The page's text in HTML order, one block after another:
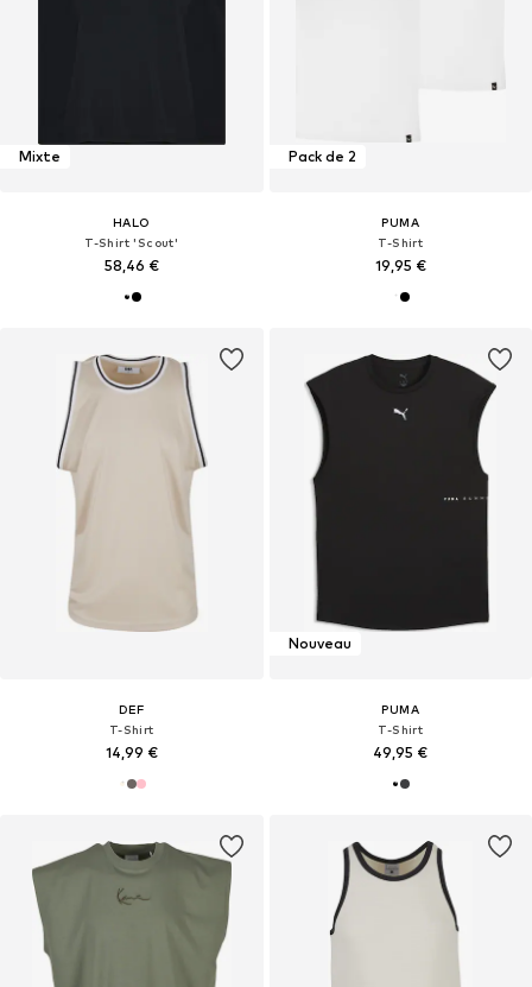
Mixte
HALO
T-Shirt 'Scout'
58,46 €
Pack de 2
PUMA
T-Shirt
19,95 €
DEF
T-Shirt
14,99 €
Nouveau
PUMA
T-Shirt
49,95 €